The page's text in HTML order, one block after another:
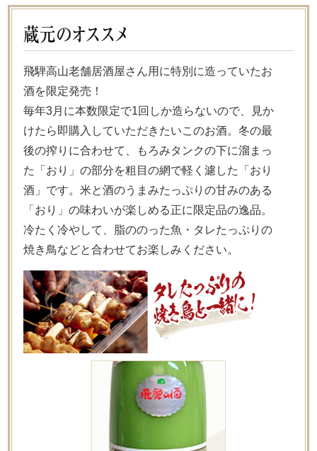
飛騨高山老舗居酒屋さん用に特別に造っていたお
酒を限定発売！
毎年3月に本数限定で1回しか造らないので、見か
けたら即購入していただきたいこのお酒。冬の最
後の搾りに合わせて、もろみタンクの下に溜まっ
た「おり」の部分を粗目の網で軽く濾した「おり
酒」です。米と酒のうまみたっぷりの甘みのある
「おり」の味わいが楽しめる正に限定品の逸品。
冷たく冷やして、脂ののった魚・タレたっぷりの
焼き鳥などと合わせてお楽しみください。